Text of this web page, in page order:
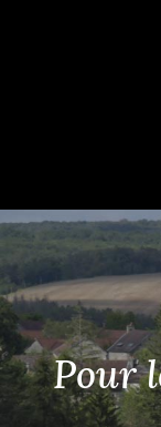
Pour